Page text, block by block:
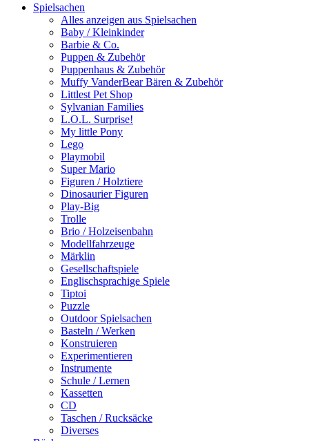
Spielsachen
Alles anzeigen aus Spielsachen
Baby / Kleinkinder
Barbie & Co.
Puppen & Zubehör
Puppenhaus & Zubehör
Muffy VanderBear Bären & Zubehör
Littlest Pet Shop
Sylvanian Families
L.O.L. Surprise!
My little Pony
Lego
Playmobil
Super Mario
Figuren / Holztiere
Dinosaurier Figuren
Play-Big
Trolle
Brio / Holzeisenbahn
Modellfahrzeuge
Märklin
Gesellschaftspiele
Englischsprachige Spiele
Tiptoi
Puzzle
Outdoor Spielsachen
Basteln / Werken
Konstruieren
Experimentieren
Instrumente
Schule / Lernen
Kassetten
CD
Taschen / Rucksäcke
Diverses